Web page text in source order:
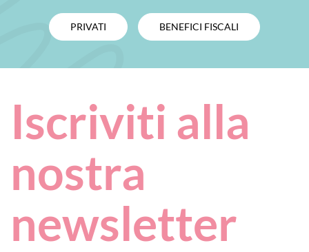
PRIVATI BENEFICI FISCALI
Iscriviti alla
nostra
newsletter